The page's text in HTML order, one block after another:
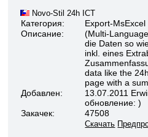
Novo-Stil 24h ICT
Категория:
Export-MsExcel
Описание:
(Multi-
die Daten so
inkl. eines
data like the
page with a
Добавлен:
13.07.2011
обновление: )
Закачек:
47508
Скачать